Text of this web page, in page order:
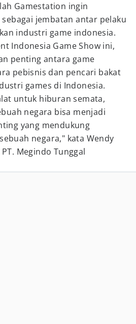
Gamestation ingin
jembatan antar pelaku
industri game indonesia.
Indonesia Game Show ini,
penting antara game
pebisnis dan pencari bakat
games di Indonesia.
untuk hiburan semata,
negara bisa menjadi
yang mendukung
negara," kata Wendy
Megindo Tunggal